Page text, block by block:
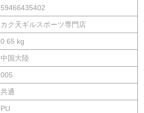
59466435402
カク天ギルスポーツ専門店
0.65 kg
中国大陸
005
共通
PU